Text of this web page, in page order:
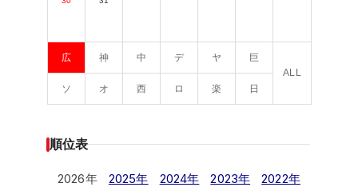
広 神 中 デ ヤ
巨
ALL
ソ
オ 西 ロ 楽 日
順位表
2026年 2025年 2024年 2023年
2022年